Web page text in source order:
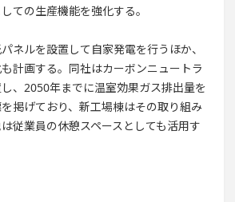
ての生産機能を強化する。
ネルを設置して自家発電を行うほか、
計画する。同社はカーボンニュートラ
、2050年までに温室効果ガス排出量を
掲げており、新工場棟はその取り組み
従業員の休憩スペースとしても活用す